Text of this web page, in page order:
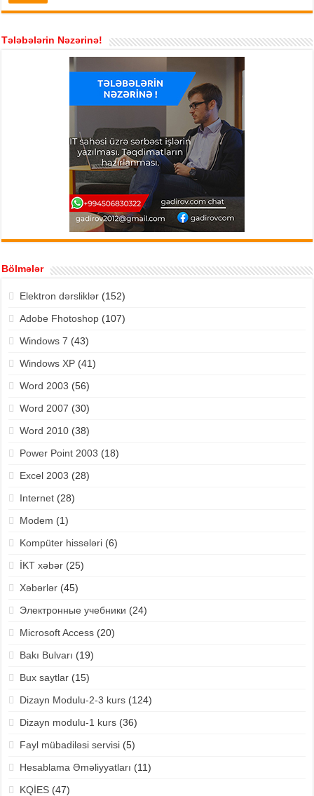
Tələbələrin Nəzərinə!
Bölmələr
Elektron dərsliklər(152)
Adobe Fhotoshop(107)
Windows 7 (43)
Windows XP(41)
Word 2003 (56)
Word 2007 (30)
Word 2010(38)
Power Point 2003 (18)
Excel 2003 (28)
Internet(28)
Modem (1)
Kompüter hissələri(6)
İKT xəbər(25)
Xəbərlər(45)
Электронные учебники (24)
Microsoft Access(20)
Bakı Bulvarı (19)
Bux saytlar(15)
Dizayn Modulu-2-3 kurs(124)
Dizayn modulu-1 kurs(36)
Fayl mübadiləsi servisi(5)
Hesablama Əməliyyatları (11)
KQİES(47)